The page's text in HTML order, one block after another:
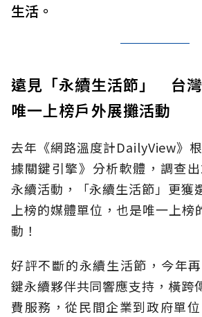
生活。
遠見「永續生活節」 台
唯一上榜戶外展攤活動
去年《網路溫度計DailyView》
據關鍵引擎》分析軟體，調查
永續活動，「永續生活節」更獲
上榜的媒體單位，也是唯一上榜
動！
好評不斷的永續生活節，今年
鍵永續夥伴共同響應支持，橫跨
費服務，從民間企業到政府單